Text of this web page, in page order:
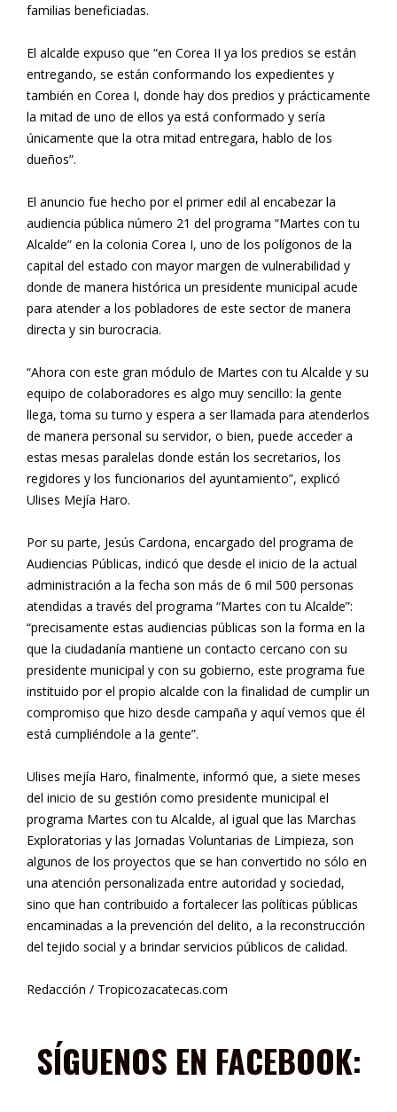
familias beneficiadas.
El alcalde expuso que “en Corea II ya los predios se están
entregando, se están conformando los expedientes y
también en Corea I, donde hay dos predios y prácticamente
la mitad de uno de ellos ya está conformado y sería
únicamente que la otra mitad entregara, hablo de los
dueños”.
El anuncio fue hecho por el primer edil al encabezar la
audiencia pública número 21 del programa “Martes con tu
Alcalde” en la colonia Corea I, uno de los polígonos de la
capital del estado con mayor margen de vulnerabilidad y
donde de manera histórica un presidente municipal acude
para atender a los pobladores de este sector de manera
directa y sin burocracia.
“Ahora con este gran módulo de Martes con tu Alcalde y su
equipo de colaboradores es algo muy sencillo: la gente
llega, toma su turno y espera a ser llamada para atenderlos
de manera personal su servidor, o bien, puede acceder a
estas mesas paralelas donde están los secretarios, los
regidores y los funcionarios del ayuntamiento”, explicó
Ulises Mejía Haro.
Por su parte, Jesús Cardona, encargado del programa de
Audiencias Públicas, indicó que desde el inicio de la actual
administración a la fecha son más de 6 mil 500 personas
atendidas a través del programa “Martes con tu Alcalde”:
“precisamente estas audiencias públicas son la forma en la
que la ciudadanía mantiene un contacto cercano con su
presidente municipal y con su gobierno, este programa fue
instituido por el propio alcalde con la finalidad de cumplir un
compromiso que hizo desde campaña y aquí vemos que él
está cumpliéndole a la gente”.
Ulises mejía Haro, finalmente, informó que, a siete meses
del inicio de su gestión como presidente municipal el
programa Martes con tu Alcalde, al igual que las Marchas
Exploratorias y las Jornadas Voluntarias de Limpieza, son
algunos de los proyectos que se han convertido no sólo en
una atención personalizada entre autoridad y sociedad,
sino que han contribuido a fortalecer las políticas públicas
encaminadas a la prevención del delito, a la reconstrucción
del tejido social y a brindar servicios públicos de calidad.
Redacción / Tropicozacatecas.com
SÍGUENOS EN FACEBOOK: